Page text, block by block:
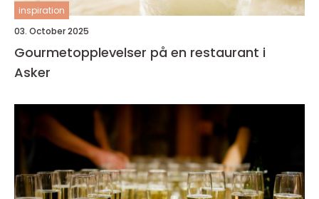
inspiration
03. October 2025
Gourmetopplevelser på en restaurant i
Asker